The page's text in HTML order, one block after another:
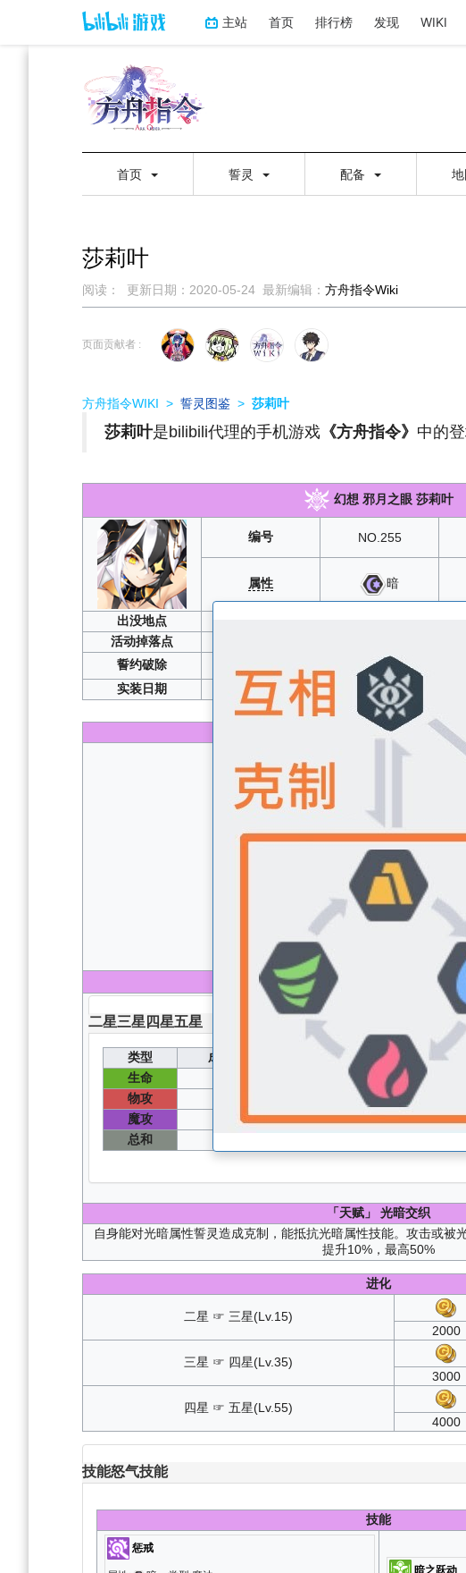
主站 首页 排行榜 发现 WIKI
首页 誓灵 配备 地
莎莉叶
阅读： 更新日期： 2020-05-24 最新编辑： 方舟指令Wiki
到
到
页面贡献者 :
方舟指令WIKI > 誓灵图鉴 > 莎莉叶
莎莉叶是bilibili代理的手机游戏 《方舟指令》 中的
幻想 邪月之眼 莎莉叶
编号 NO.255
属性 暗
出没地点
活动掉落点
誓约破除
10
实装日期
2020年03月
性能
100级 无圣器无核心无能源分配能
二星三星 四星五星
类型 成长值 能力值 类型
生命
速度
物攻
物防
魔攻
582 魔防
总和
「天赋」
光暗交织
自身能对光暗属性誓灵造成克制，能抵抗光暗属性技能。攻击或被
提升10%，最高50%
进化
二星 ☞ 三星(Lv.15)
2000
三星 ☞ 四星(Lv.35)
3000
四星 ☞ 五星(Lv.55)
4000
技能怒气技能
技能
惩戒
暗之跃动